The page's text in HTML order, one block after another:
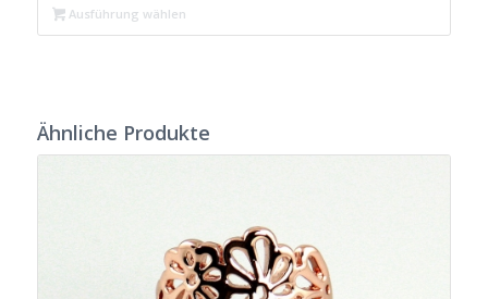
€ 39,99
Ausführung wählen
Ähnliche Produkte